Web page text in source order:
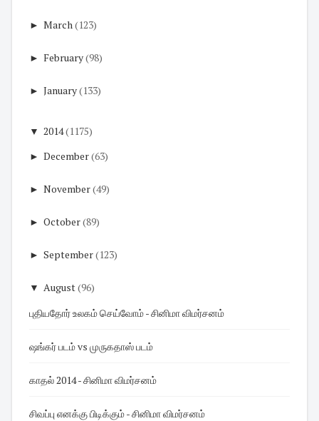
► March(123)
► February(98)
► January(133)
▼ 2014(1175)
► December(63)
► November(49)
► October(89)
► September(123)
▼ August(96)
புதியதோர் உலகம் செய்வோம் - சினிமா விமர்சனம்
ஷங்கர் படம் vs முருகதாஸ் படம்
காதல் 2014 - சினிமா விமர்சனம்
சிவப்பு எனக்கு பிடிக்கும் - சினிமா விமர்சனம்